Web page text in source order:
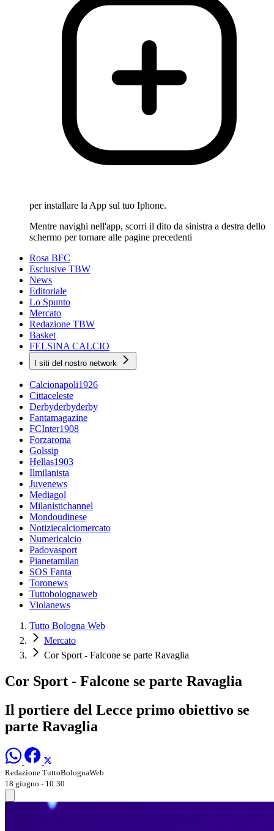
per installare la App sul tuo Iphone.
Mentre navighi nell'app, scorri il dito da sinistra a destra dello
schermo per tornare alle pagine precedenti
Rosa BFC
Esclusive TBW
News
Editoriale
Lo Spunto
Mercato
Redazione TBW
Basket
FELSINA CALCIO
I siti del nostro network
Calcionapoli1926
Cittaceleste
Derbyderbyderby
Fantamagazine
FCInter1908
Forzaroma
Golssip
Hellas1903
Ilmilanista
Juvenews
Mediagol
Milanistichannel
Mondoudinese
Notiziecalciomercato
Numericalcio
Padovasport
Pianetamilan
SOS Fanta
Toronews
Tuttobolognaweb
Violanews
Tutto Bologna Web
Mercato
Cor Sport - Falcone se parte Ravaglia
Cor Sport - Falcone se parte Ravaglia
Il portiere del Lecce primo obiettivo se
parte Ravaglia
Redazione TuttoBolognaWeb
18 giugno - 10:30